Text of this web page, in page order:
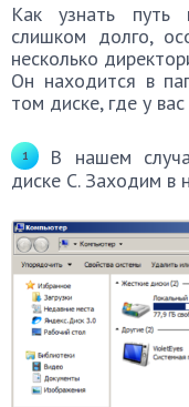
Как узнать путь
слишком долго,
несколько
Он находится в
том диске, где у
В нашем
диске C. Заходим в